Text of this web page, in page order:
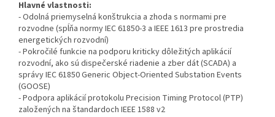
Hlavné vlastnosti:
- Odolná priemyselná konštrukcia a zhoda s normami pre
rozvodne (spĺňa normy IEC 61850-3 a IEEE 1613 pre prostredia
energetických rozvodní)
- Pokročilé funkcie na podporu kriticky dôležitých aplikácií
rozvodní, ako sú dispečerské riadenie a zber dát (SCADA) a
správy IEC 61850 Generic Object-Oriented Substation Events
(GOOSE)
- Podpora aplikácií protokolu Precision Timing Protocol (PTP)
založených na štandardoch IEEE 1588 v2